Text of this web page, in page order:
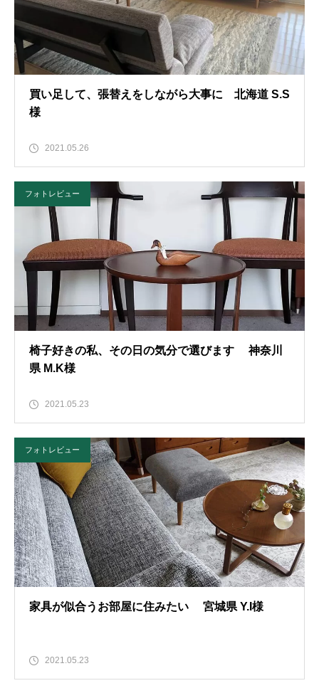
買い足して、張替えをしながら大事に 北海道 S.S
様
2021.05.26
フォトレビュー
椅子好きの私、その日の気分で選びます 神奈川
県 M.K様
2021.05.23
フォトレビュー
家具が似合うお部屋に住みたい 宮城県 Y.I様
2021.05.23